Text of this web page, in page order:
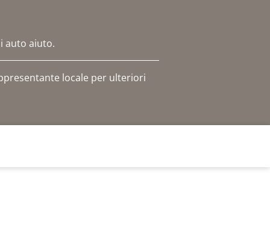
auto aiuto.
locale per ulteriori